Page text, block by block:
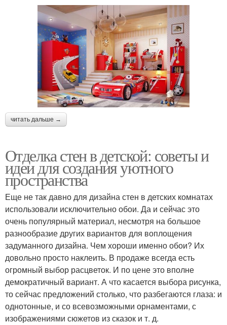
читать дальше →
Отделка стен в детской: советы и
идеи для создания уютного
пространства
Еще не так давно для дизайна стен в детских комнатах
использовали исключительно обои. Да и сейчас это
очень популярный материал, несмотря на большое
разнообразие других вариантов для воплощения
задуманного дизайна. Чем хороши именно обои? Их
довольно просто наклеить. В продаже всегда есть
огромный выбор расцветок. И по цене это вполне
демократичный вариант. А что касается выбора рисунка,
то сейчас предложений столько, что разбегаются глаза: и
однотонные, и со всевозможными орнаментами, с
изображениями сюжетов из сказок и т. д.